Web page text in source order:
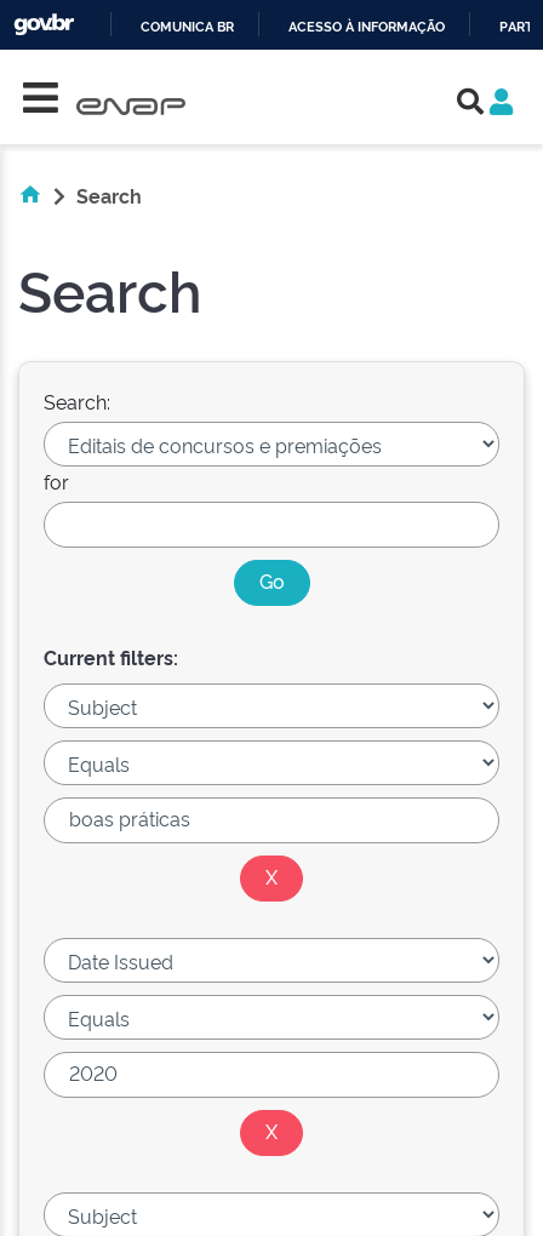
COMUNICA BR ACESSO À INFORMAÇÃO
Search
Search
Search:
for
Current filters: